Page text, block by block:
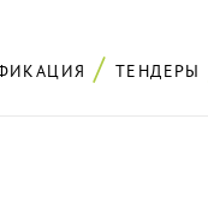
ТЕНДЕРЫ